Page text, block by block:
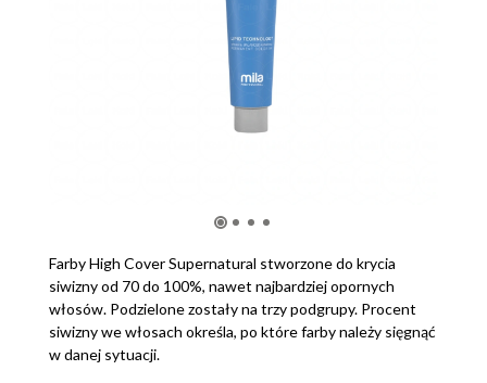
Farby High Cover Supernatural stworzone do krycia
siwizny od 70 do 100%, nawet najbardziej opornych
włosów. Podzielone zostały na trzy podgrupy. Procent
siwizny we włosach określa, po które farby należy sięgnąć
w danej sytuacji.